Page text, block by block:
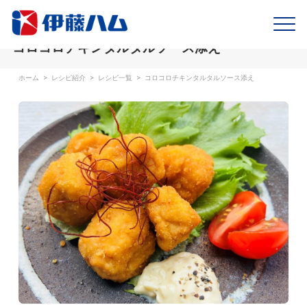
コロコロチキンタルタルソース添え
ホーム > レシピ紹介 > レシピ一覧 > コロコロチキンタルタルソース添え